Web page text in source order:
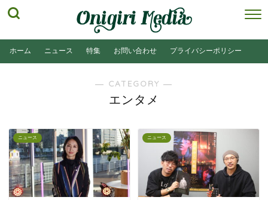
ホーム ニュース 特集 お問い合わせ プライバシーポリシー
― CATEGORY ―
エンタメ
ニュース ニュース